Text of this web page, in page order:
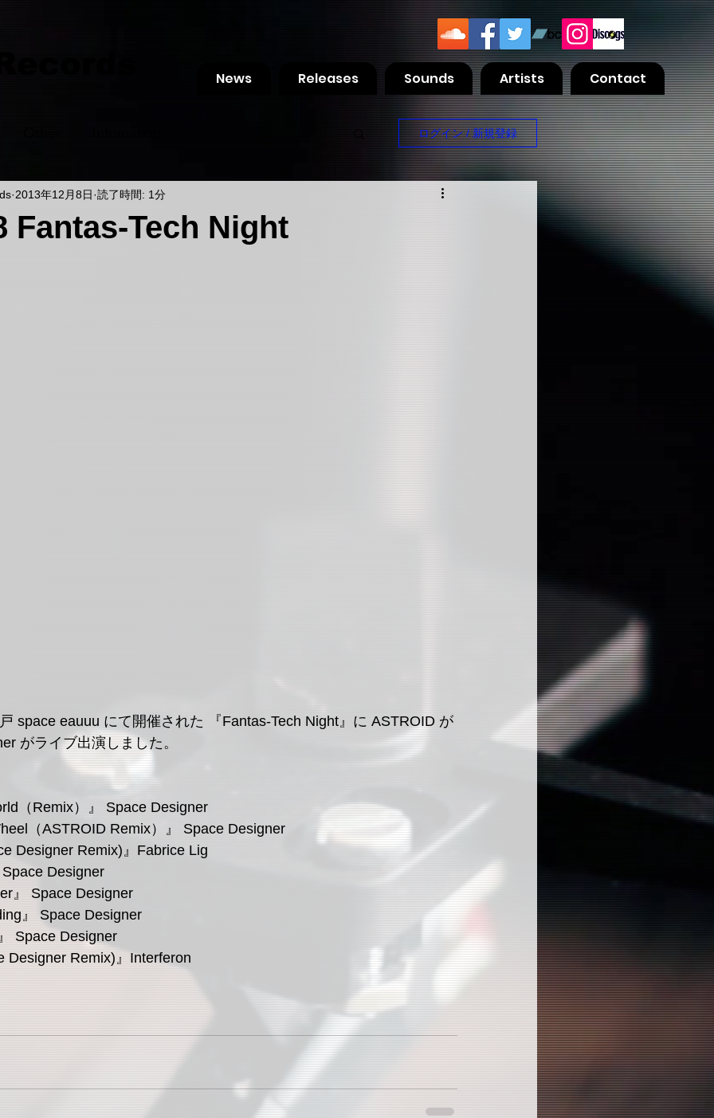
News Releases Sounds Artists Contact
ログイン / 新規登録
Fantas-Tech Night
2013年12月8日 読了時間: 1分
がライブ出演しました。
（Remix）』 Space Designer
（ASTROID Remix）』 Space Designer
Designer Remix)』Fabrice Lig
Designer
』 Space Designer
』 Space Designer
Space Designer
Designer Remix)』Interferon